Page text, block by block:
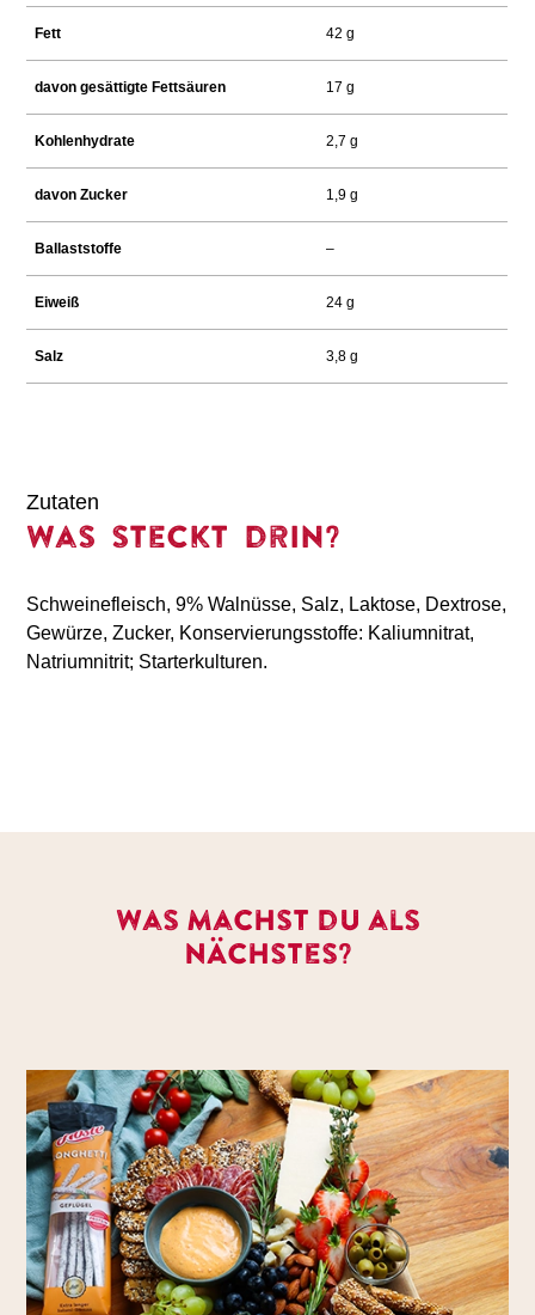
Fett 42 g
davon gesättigte Fettsäuren 17 g
Kohlenhydrate 2,7 g
davon Zucker 1,9 g
Ballaststoffe –
Eiweiß 24 g
Salz 3,8 g
Zutaten
Was steckt drin?
Schweinefleisch, 9% Walnüsse, Salz, Laktose, Dextrose,
Gewürze, Zucker, Konservierungsstoffe: Kaliumnitrat,
Natriumnitrit; Starterkulturen.
Was machst du als
nächstes?